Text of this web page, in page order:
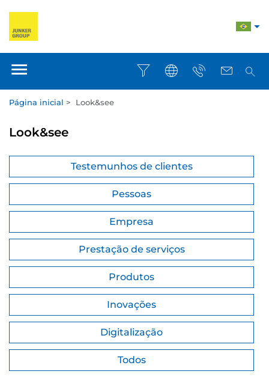
Página inicial > Look&see
Look&see
Testemunhos de clientes
Pessoas
Empresa
Prestação de serviços
Produtos
Inovações
Digitalização
Todos